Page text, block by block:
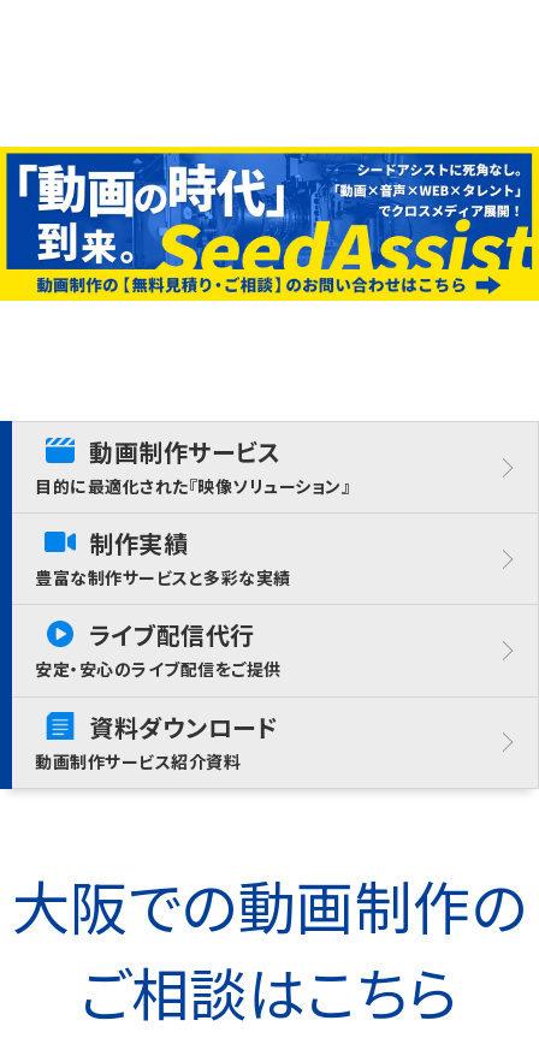
動画制作サービス
目的に最適化された『映像ソリューション』
制作実績
豊富な制作サービスと多彩な実績
ライブ配信代行
安定・安心のライブ配信をご提供
資料ダウンロード
動画制作サービス紹介資料
大阪での動画制作の
ご相談はこちら